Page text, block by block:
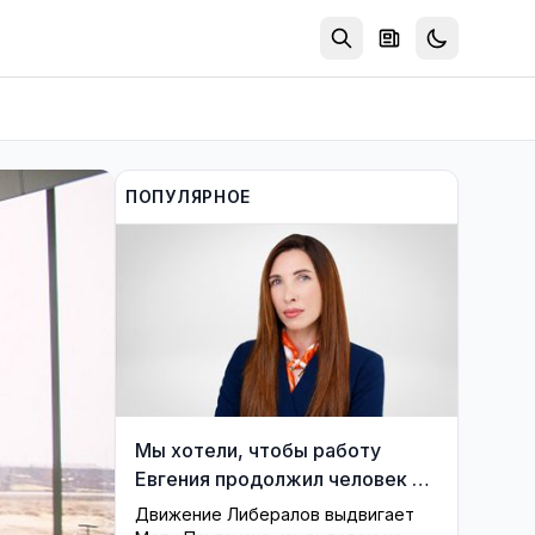
ПОПУЛЯРНОЕ
Мы хотели, чтобы работу
Евгения продолжил человек из
его близкого окружения —
Движение Либералов выдвигает